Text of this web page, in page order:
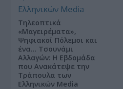
Τηλεοπτικά
«Μαγειρέματα»,
Ψηφιακοί Πόλεμοι και
ένα… Τσουνάμι
Αλλαγών: Η Εβδομάδα
που Ανακάτεψε την
Τράπουλα των
Ελληνικών Media